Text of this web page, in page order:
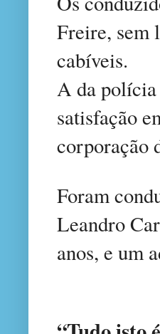
Freire, sem
cabíveis.
A da polícia
satisfação
corporação
Foram
Leandro
anos, e um